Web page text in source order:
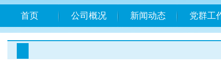
首页 公司概况 新闻动态 党群工